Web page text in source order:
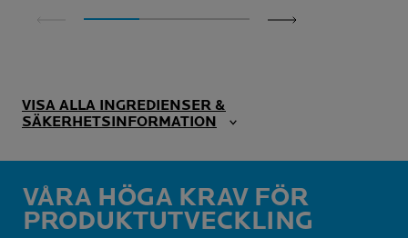
VISA ALLA INGREDIENSER &
SÄKERHETSINFORMATION
VÅRA HÖGA KRAV FÖR
PRODUKTUTVECKLING